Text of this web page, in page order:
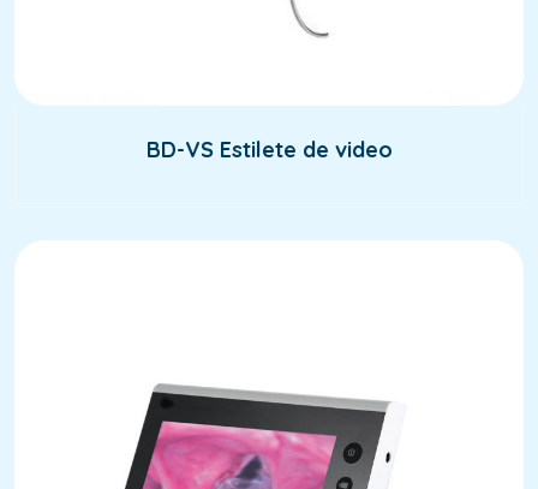
BD-VS Estilete de video